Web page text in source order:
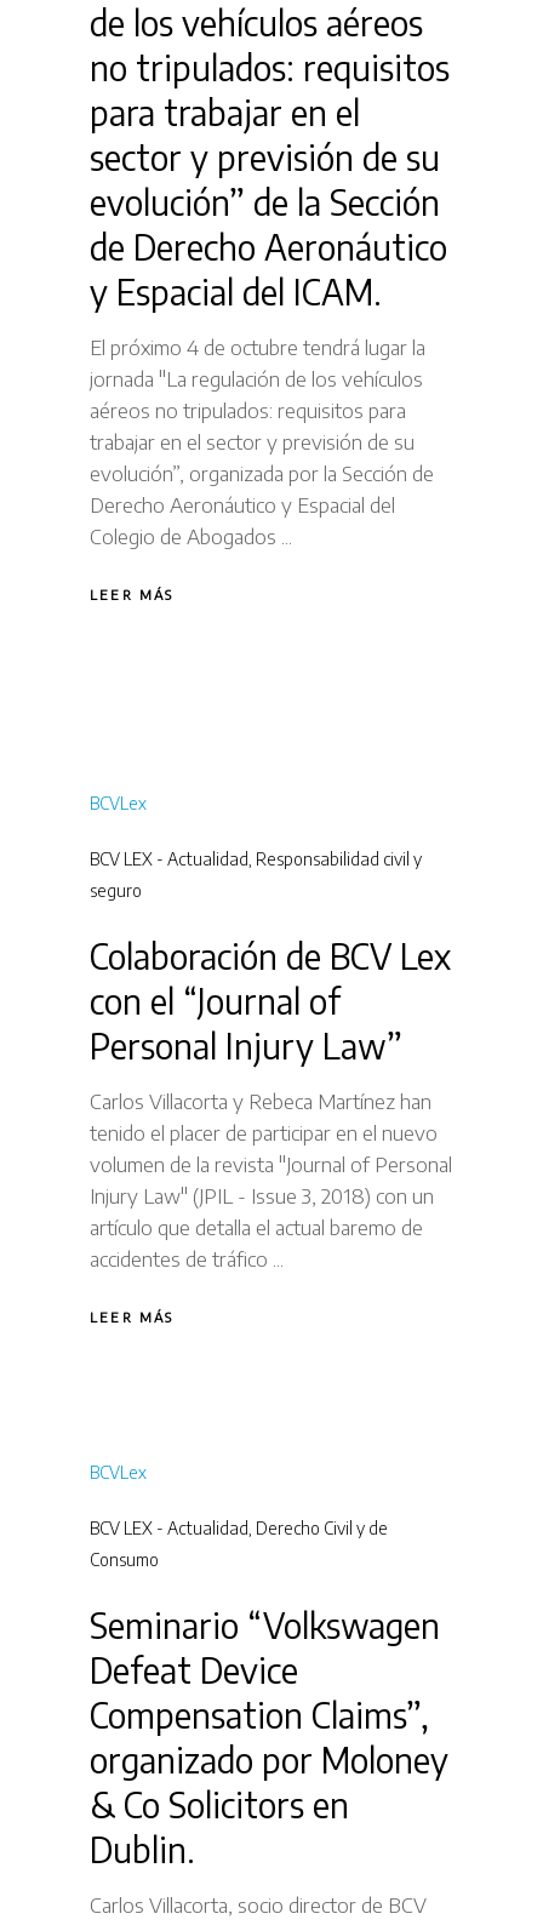
de los vehículos aéreos
no tripulados: requisitos
para trabajar en el
sector y previsión de su
evolución” de la Sección
de Derecho Aeronáutico
y Espacial del ICAM.
El próximo 4 de octubre tendrá lugar la
jornada "La regulación de los vehículos
aéreos no tripulados: requisitos para
trabajar en el sector y previsión de su
evolución”, organizada por la Sección de
Derecho Aeronáutico y Espacial del
Colegio de Abogados
LEER MÁS
BCVLex
BCV LEX - Actualidad Responsabilidad civil y
seguro
Colaboración de BCV Lex
con el “Journal of
Personal Injury Law”
Carlos Villacorta y Rebeca Martínez han
tenido el placer de participar en el nuevo
volumen de la revista "Journal of Personal
Injury Law" (JPIL - Issue 3, 2018) con un
artículo que detalla el actual baremo de
accidentes de tráfico
LEER MÁS
BCVLex
BCV LEX - Actualidad Derecho Civil y de
Consumo
Seminario “Volkswagen
Defeat Device
Compensation Claims”,
organizado por Moloney
& Co Solicitors en
Dublin.
Carlos Villacorta, socio director de BCV